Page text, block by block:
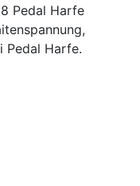
Pedal Harfe
Pedal Harfe.